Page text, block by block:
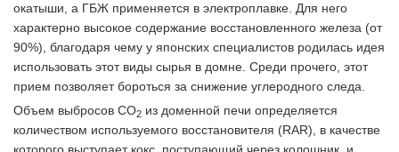
окатыши, а ГБЖ применяется в электроплавке. Для него
характерно высокое содержание восстановленного железа (от
90%), благодаря чему у японских специалистов родилась идея
использовать этот виды сырья в домне. Среди прочего, этот
прием позволяет бороться за снижение углеродного следа.
Объем выбросов CO2 из доменной печи определяется
количеством используемого восстановителя (RAR), в качестве